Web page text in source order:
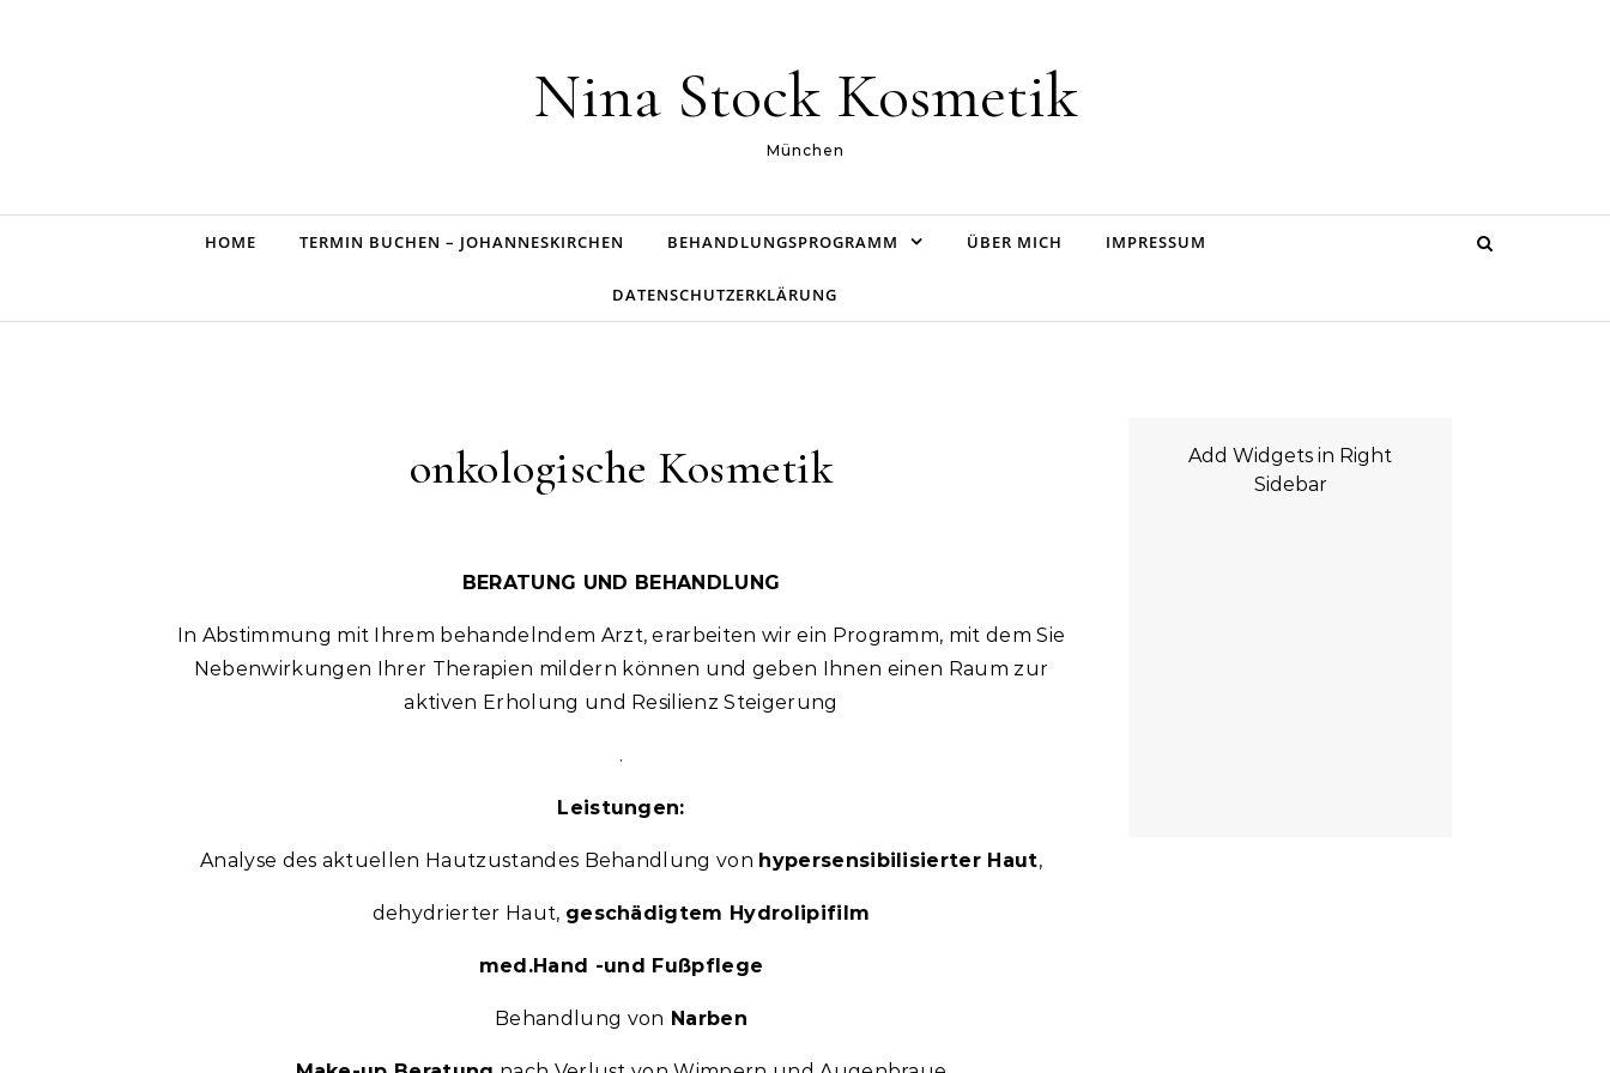
Nina Stock Kosmetik
München
HOME TERMIN BUCHEN – JOHANNESKIRCHEN BEHANDLUNGSPROGRAMM ÜBER MICH IMPRESSUM
DATENSCHUTZERKLÄRUNG
onkologische Kosmetik
BERATUNG UND BEHANDLUNG
In Abstimmung mit Ihrem behandelndem Arzt, erarbeiten wir ein Programm, mit dem Sie
Nebenwirkungen Ihrer Therapien mildern können und geben Ihnen einen Raum zur
aktiven Erholung und Resilienz Steigerung
.
Leistungen:
Analyse des aktuellen Hautzustandes Behandlung von hypersensibilisierter Haut,
dehydrierter Haut, geschädigtem Hydrolipifilm
med.Hand -und Fußpflege
Behandlung von Narben
Add Widgets in Right
Sidebar